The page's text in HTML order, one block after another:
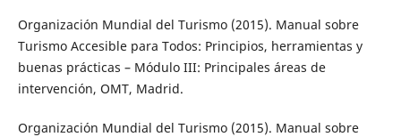
Organización Mundial del Turismo (2015). Manual sobre
Turismo Accesible para Todos: Principios, herramientas y
buenas prácticas – Módulo III: Principales áreas de
intervención, OMT, Madrid.
Organización Mundial del Turismo (2015). Manual sobre